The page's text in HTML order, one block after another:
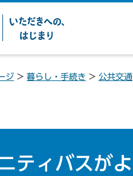
への、は
ジ > 暮らし・手続き > 公共交通
ティバスが